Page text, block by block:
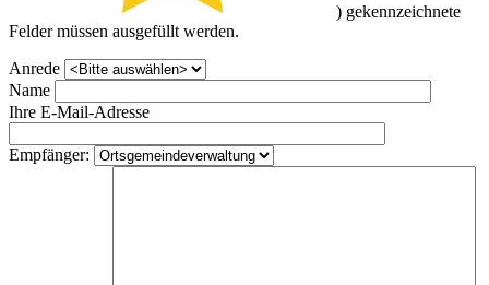
) gekennzeichnete
Felder müssen ausgefüllt werden.
Anrede
Name
Ihre E-Mail-Adresse
Empfänger: